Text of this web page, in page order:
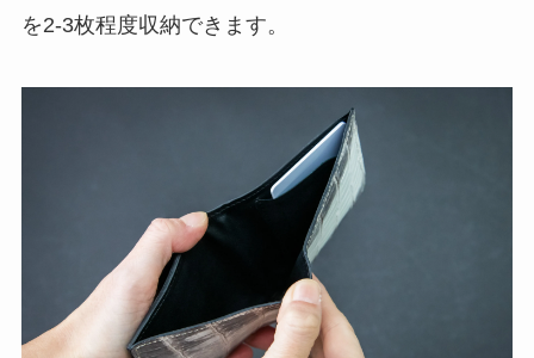
を2-3枚程度収納できます。